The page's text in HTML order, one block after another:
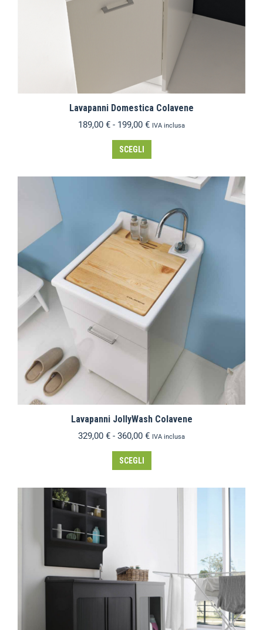
Lavapanni Domestica Colavene
189,00 € - 199,00 € IVA inclusa
SCEGLI
Lavapanni JollyWash Colavene
329,00 € - 360,00 € IVA inclusa
SCEGLI